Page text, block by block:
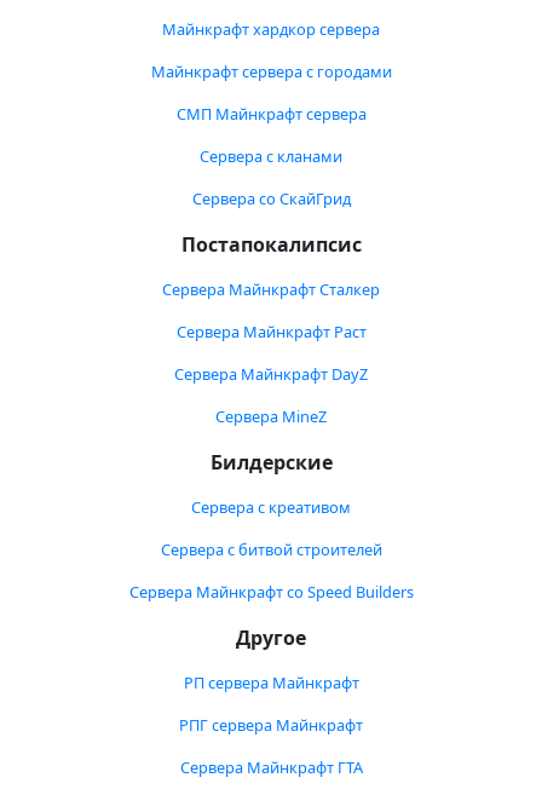
Майнкрафт хардкор сервера
Майнкрафт сервера с городами
СМП Майнкрафт сервера
Сервера с кланами
Сервера со СкайГрид
Постапокалипсис
Сервера Майнкрафт Сталкер
Сервера Майнкрафт Раст
Сервера Майнкрафт DayZ
Сервера MineZ
Билдерские
Сервера с креативом
Сервера с битвой строителей
Сервера Майнкрафт со Speed Builders
Другое
РП сервера Майнкрафт
РПГ сервера Майнкрафт
Сервера Майнкрафт ГТА